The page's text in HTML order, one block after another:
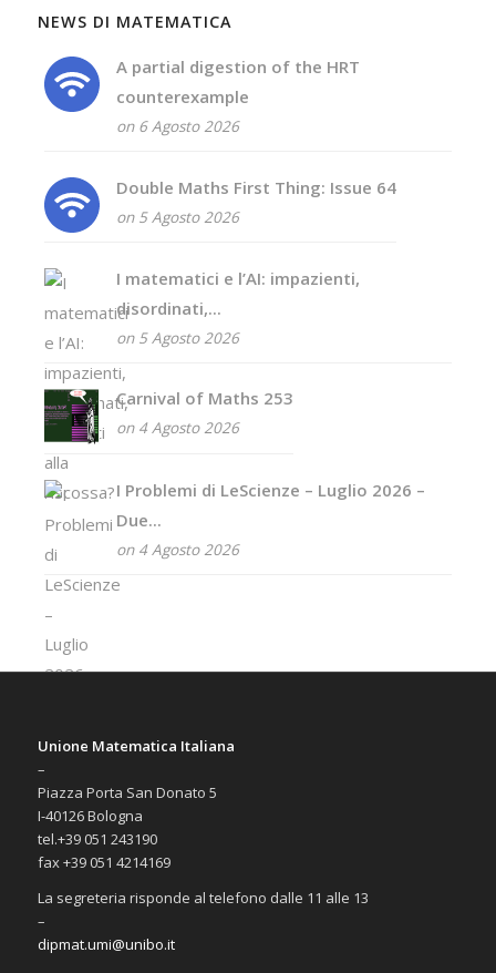
NEWS DI MATEMATICA
A partial digestion of the HRT
counterexample
on 6 Agosto 2026
Double Maths First Thing: Issue 64
on 5 Agosto 2026
I matematici e l’AI: impazienti,
disordinati,...
on 5 Agosto 2026
Carnival of Maths 253
on 4 Agosto 2026
I Problemi di LeScienze – Luglio 2026 –
Due...
on 4 Agosto 2026
Unione Matematica Italiana
–
Piazza Porta San Donato 5
I-40126 Bologna
tel.+39 051 243190
fax +39 051 4214169
La segreteria risponde al telefono dalle 11 alle 13
–
dipmat.umi@unibo.it